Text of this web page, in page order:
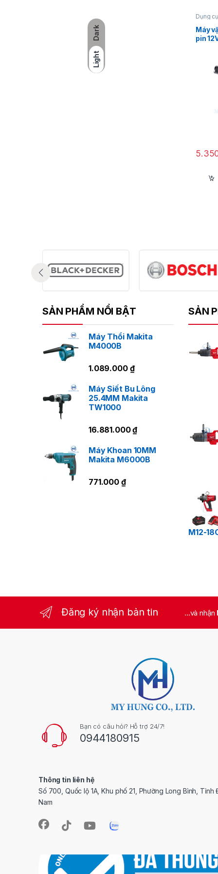
Dark
Light
Dụng
Máy
Máy
pin
SẢN PHẨM NỔI BẬT
Máy Thổi Makita
M4000B
1.089.000 ₫
Máy Siết Bu Lông
25.4MM Makita
TW1000
16.881.000₫
Máy Khoan 10MM
Makita M6000B
771.000 ₫
SẢN
M12-
Đăng ký nhận bản tin ...và nhận
Bạn có câu hỏi? Hỗ trợ 24/7!
0944180915
Thông tin liên hệ
Số 700, Quốc lộ 1A, Khu phố 21, Phường Long Bình, Tỉnh
Nam